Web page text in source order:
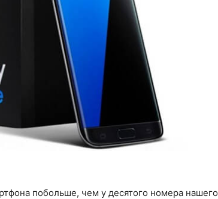
побольше, чем у десятого номера нашего